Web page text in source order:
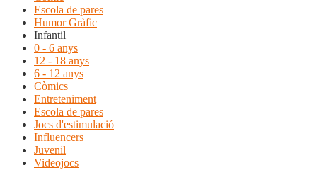
Escola de pares
Humor Gràfic
Infantil
0 - 6 anys
12 - 18 anys
6 - 12 anys
Còmics
Entreteniment
Escola de pares
Jocs d'estimulació
Influencers
Juvenil
Videojocs